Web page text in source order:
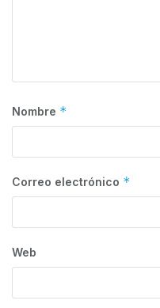
Nombre *
Correo electrónico *
Web